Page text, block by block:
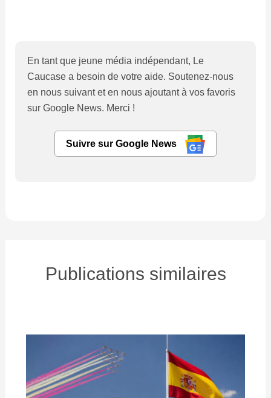
En tant que jeune média indépendant, Le
Caucase a besoin de votre aide. Soutenez-nous
en nous suivant et en nous ajoutant à vos favoris
sur Google News. Merci !
Suivre sur Google News
Publications similaires